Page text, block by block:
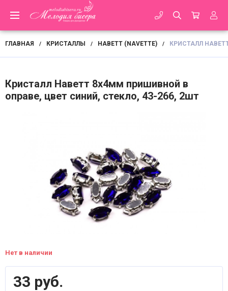
ГЛАВНАЯ / КРИСТАЛЛЫ / НАВЕТТ (NAVETTE) / КРИСТАЛЛ
Кристалл Наветт 8х4мм пришивной в
оправе, цвет синий, стекло, 43-266, 2шт
Нет в наличии
33 руб.